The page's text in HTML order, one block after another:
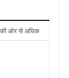
ओर से अधिक